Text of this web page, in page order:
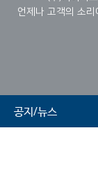
언제나 고객의 소
공지/뉴스